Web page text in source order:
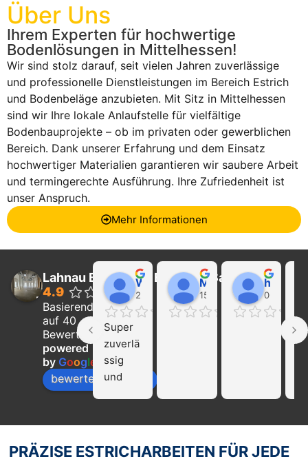
Über Uns
Ihrem Experten für hochwertige
Bodenlösungen in Mittelhessen!
Wir sind stolz darauf, seit vielen Jahren zuverlässige
und professionelle Dienstleistungen im Bereich Estrich
und Bodenbeläge anzubieten. Mit Sitz in Mittelhessen
sind wir Ihre lokale Anlaufstelle für vielfältige
Bodenbauprojekte – ob im privaten oder gewerblichen
Bereich. Dank unserer Erfahrung und dem Einsatz
hochwertiger Materialien garantieren wir saubere Arbeit
und termingerechte Ausführung. Ihre Zufriedenheit ist
unser Anspruch.
Mehr Informationen
Lahnau Bau GmbH Estrich & Sanierung
4.9
Basierend
auf 40
Bewertungen
powered
by Google
bewerte uns auf
Walter Wider
22:21 01 Feb 24
Super
zuverlä
ssig
und
Nur zu
empfeh
Marcel Becker
15:39 31 Jan 24
hayat Nikolaeva
00:29 16
PRÄZISE ESTRICHARBEITEN FÜR JEDE